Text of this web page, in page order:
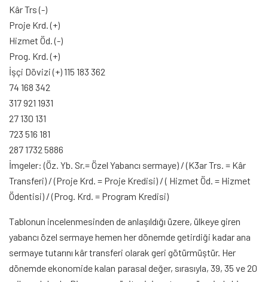
Kâr Trs (-)
Proje Krd. (+)
Hizmet Öd. (-)
Prog. Krd. (+)
İşçi Dövizi (+) 115 183 362
74 168 342
317 921 1931
27 130 131
723 516 181
287 1732 5886
İmgeler: (Öz. Yb. Sr.= Özel Yabancı sermaye) / (K3ar Trs. = Kâr
Transferi) / (Proje Krd. = Proje Kredisi) / ( Hizmet Öd. = Hizmet
Ödentisi) / (Prog. Krd. = Program Kredisi)
Tablonun incelenmesinden de anlaşıldığı üzere, ülkeye giren
yabancı özel sermaye hemen her dönemde getirdiği kadar ana
sermaye tutarını kâr transferi olarak geri götürmüştür. Her
dönemde ekonomide kalan parasal değer, sırasıyla, 39, 35 ve 20